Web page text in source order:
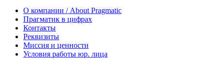
О компании / About Pragmatic
Прагматик в цифрах
Контакты
Реквизиты
Миссия и ценности
Условия работы юр. лица